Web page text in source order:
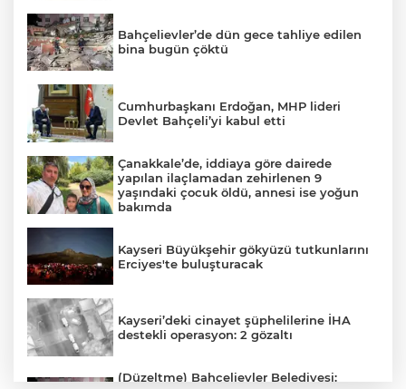
Bahçelievler’de dün gece tahliye edilen
bina bugün çöktü
Cumhurbaşkanı Erdoğan, MHP lideri
Devlet Bahçeli’yi kabul etti
Çanakkale’de, iddiaya göre dairede
yapılan ilaçlamadan zehirlenen 9
yaşındaki çocuk öldü, annesi ise yoğun
bakımda
Kayseri Büyükşehir gökyüzü tutkunlarını
Erciyes'te buluşturacak
Kayseri’deki cinayet şüphelilerine İHA
destekli operasyon: 2 gözaltı
(Düzeltme) Bahçelievler Belediyesi: